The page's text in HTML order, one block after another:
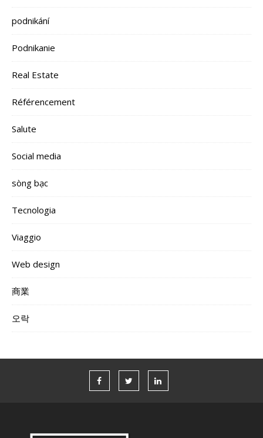
podnikání
Podnikanie
Real Estate
Référencement
Salute
Social media
sòng bạc
Tecnologia
Viaggio
Web design
商業
오락